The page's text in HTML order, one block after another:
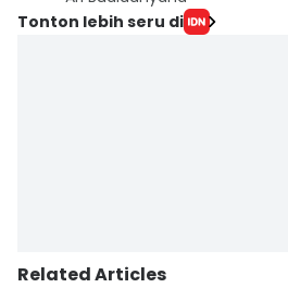
Tonton lebih seru di
Related Articles